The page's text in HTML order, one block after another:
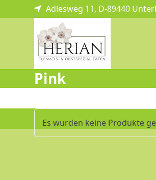
to
Adlesweg 11, D-89440
Pink
Es wurden keine Produkte